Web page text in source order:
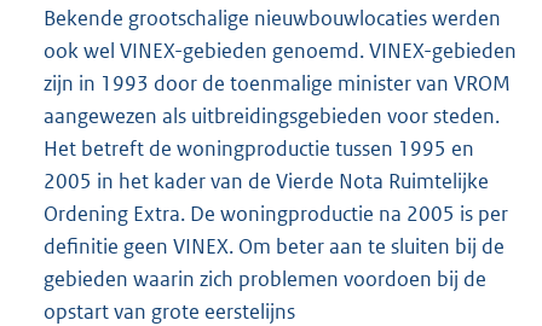
Bekende grootschalige nieuwbouwlocaties werden
ook wel VINEX-gebieden genoemd. VINEX-gebieden
zijn in 1993 door de toenmalige minister van VROM
aangewezen als uitbreidingsgebieden voor steden.
Het betreft de woningproductie tussen 1995 en
2005 in het kader van de Vierde Nota Ruimtelijke
Ordening Extra. De woningproductie na 2005 is per
definitie geen VINEX. Om beter aan te sluiten bij de
gebieden waarin zich problemen voordoen bij de
opstart van grote eerstelijns